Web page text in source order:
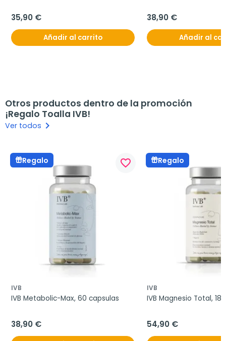
35,90 €
Añadir al carrito
38,90 €
Añadir al
Otros productos dentro de la promoción
¡Regalo Toalla IVB!
Ver todos keyboard_arrow_right
Regalo favorite_border
IVB
IVB Metabolic-Max, 60 capsulas
38,90 €
Regalo
IVB
IVB Magnesio Total,
54,90 €